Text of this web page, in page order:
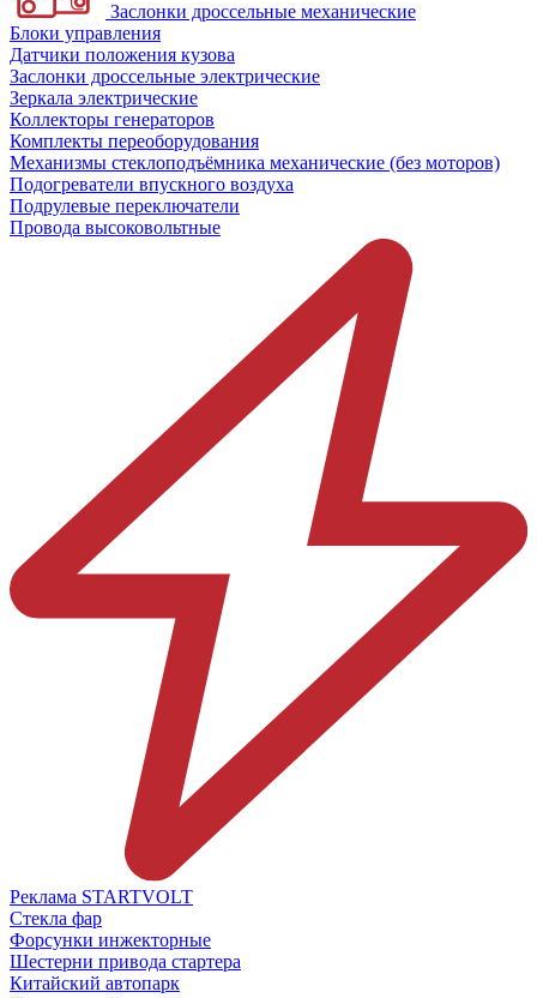
Заслонки дроссельные механические
Блоки управления
Датчики положения кузова
Заслонки дроссельные электрические
Зеркала электрические
Коллекторы генераторов
Комплекты переоборудования
Механизмы стеклоподъёмника механические (без моторов)
Подогреватели впускного воздуха
Подрулевые переключатели
Провода высоковольтные
Реклама STARTVOLT
Стекла фар
Форсунки инжекторные
Шестерни привода стартера
Китайский автопарк